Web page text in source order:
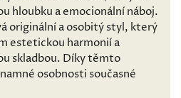
hloubku a emocionální náboj.
originální a osobitý styl, který
estetickou harmonií a
skladbou. Díky těmto
osobnosti současné